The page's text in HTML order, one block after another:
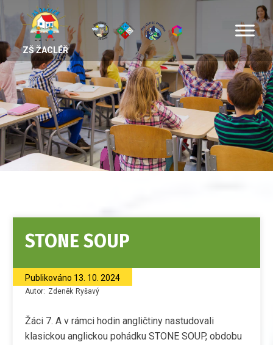
ZŠ ŽACLÉŘ
STONE SOUP
Publikováno 13. 10. 2024
Autor: Zdeněk Ryšavý
Žáci 7. A v rámci hodin angličtiny nastudovali
klasickou anglickou pohádku STONE SOUP, obdobu